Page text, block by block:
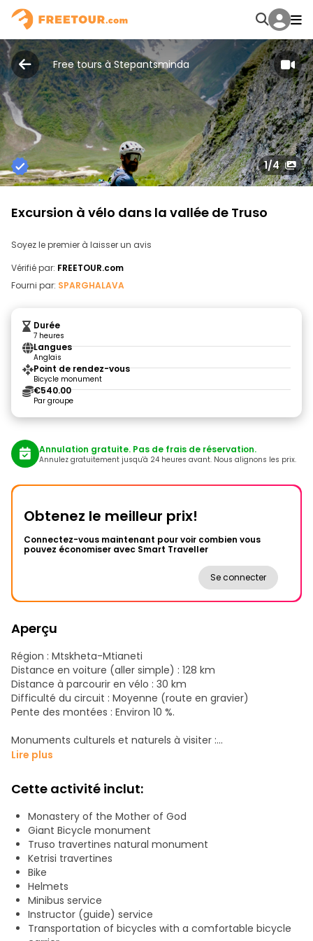
Free tours à Stepantsminda
1/4
Excursion à vélo dans la vallée de Truso
Soyez le premier à laisser un avis
Vérifié par: FREETOUR.com
Fourni par: SPARGHALAVA
Durée
7 heures
Langues
Anglais
Point de rendez-vous
Bicycle monument
€540.00
Par groupe
Annulation gratuite. Pas de frais de réservation.
Annulez gratuitement jusqu'à 24 heures avant. Nous alignons les prix.
Obtenez le meilleur prix!
Connectez-vous maintenant pour voir combien vous
pouvez économiser avec Smart Traveller
Se connecter
Aperçu
Région : Mtskheta-Mtianeti
Distance en voiture (aller simple) : 128 km
Distance à parcourir en vélo : 30 km
Difficulté du circuit : Moyenne (route en gravier)
Pente des montées : Environ 10 %.
Monuments culturels et naturels à visiter :
Travertins de Truso
Ruines d'Abano
Monastère de la Mère de Dieu
Canyon de Kasara
Forteresse de Zakagori
Le point le plus élevé du circuit : 2379 m au-dessus du
niveau de la mer
Type d'excursion : Montagne
Saison : Printemps, été, automne Lieu de rencontre : Hôtel
Heure de départ de la randonnée à vélo : Environ 12h00
Lire plus
Cette activité inclut:
Monastery of the Mother of God
Giant Bicycle monument
Truso travertines natural monument
Ketrisi travertines
Bike
Helmets
Minibus service
Instructor (guide) service
Transportation of bicycles with a comfortable bicycle